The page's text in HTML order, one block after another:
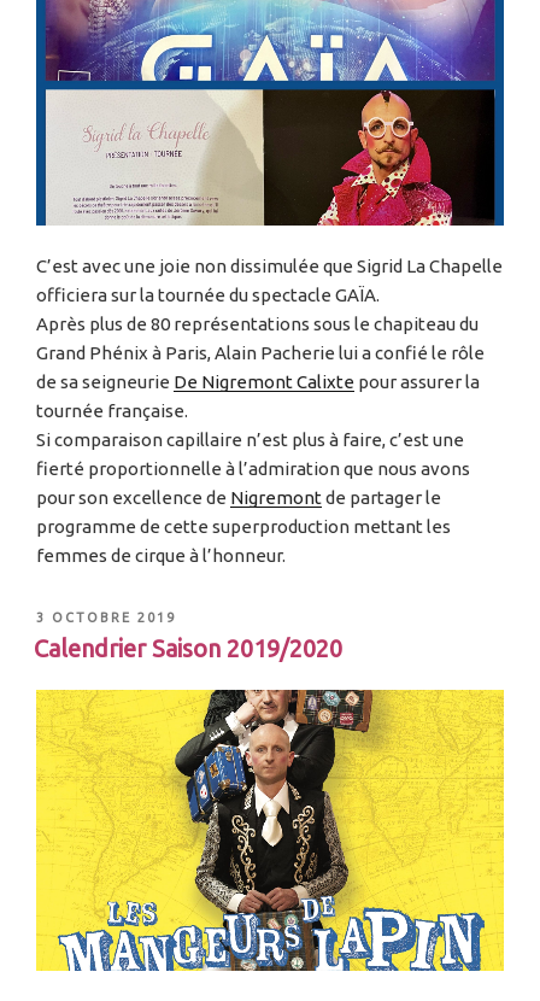
C’est avec une joie non dissimulée que Sigrid La Chapelle
officiera sur la tournée du spectacle GAÏA.
Après plus de 80 représentations sous le chapiteau du
Grand Phénix à Paris, Alain Pacherie lui a confié le rôle
de sa seigneurie De Nigremont Calixte pour assurer la
tournée française.
Si comparaison capillaire n’est plus à faire, c’est une
fierté proportionnelle à l’admiration que nous avons
pour son excellence de Nigremontde partager le
programme de cette superproduction mettant les
femmes de cirque à l’honneur.
3 OCTOBRE 2019
Calendrier Saison 2019/2020